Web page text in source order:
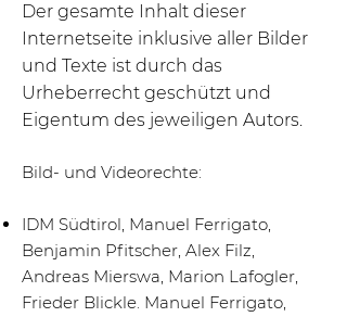
Der gesamte Inhalt dieser
Internetseite inklusive aller Bilder
und Texte ist durch das
Urheberrecht geschützt und
Eigentum des jeweiligen Autors.
Bild- und Videorechte:
IDM Südtirol, Manuel Ferrigato,
Benjamin Pfitscher, Alex Filz,
Andreas Mierswa, Marion Lafogler,
Frieder Blickle. Manuel Ferrigato,